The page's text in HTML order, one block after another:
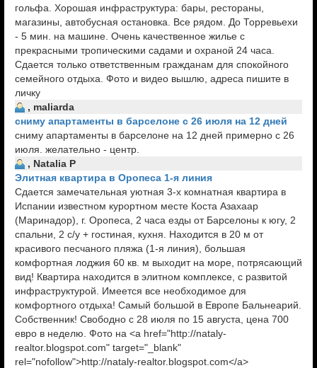
гольфа. Хорошая инфраструктура: бары, рестораны,
магазины, автобусная остановка. Все рядом. До Торревьехи
- 5 мин. на машине. Очень качественное жилье с
прекрасными тропическими садами и охраной 24 часа.
Сдается только ответственным гражданам для спокойного
семейного отдыха. Фото и видео вышлю, адреса пишите в
личку
, maliarda
сниму апартаменты в барселоне с 26 июля на 12 дней
сниму апартаменты в барселоне на 12 дней примерно с 26
июля. желательно - центр.
, Natalia P
Элитная квартира в Оропеса 1-я линия
Сдается замечательная уютная 3-х комнатная квартира в
Испании известном курортном месте Коста Азахаар
(Маринадор), г. Оропеса, 2 часа езды от Барселоны к югу, 2
спальни, 2 с/у + гостиная, кухня. Находится в 20 м от
красивого песчаного пляжа (1-я линия), большая
комфортная лоджия 60 кв. м выходит на море, потрясающий
вид! Квартира находится в элитном комплексе, с развитой
инфраструктурой. Имеется все необходимое для
комфортного отдыха! Самый большой в Европе Бальнеарий.
Собственник! Свободно с 28 июля по 15 августа, цена 700
евро в неделю. Фото на <a href="http://nataly-
realtor.blogspot.com" target="_blank"
rel="nofollow">http://nataly-realtor.blogspot.com</a>